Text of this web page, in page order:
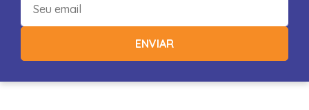
ENVIAR